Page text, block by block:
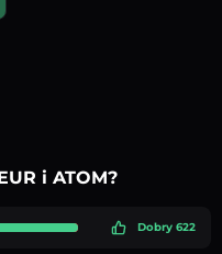
slide
slide
i ATOM?
Dobry 622